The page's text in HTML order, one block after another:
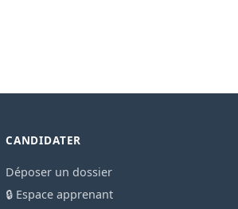
CANDIDATER
Déposer un dossier
🔒 Espace apprenant